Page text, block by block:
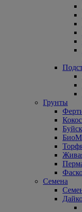
Грунты
Семена